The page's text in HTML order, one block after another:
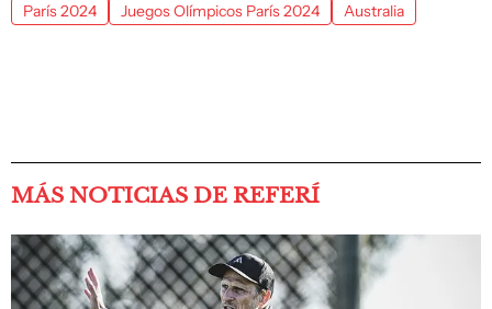
París 2024 Juegos Olímpicos París 2024 Australia
MÁS NOTICIAS DE REFERÍ